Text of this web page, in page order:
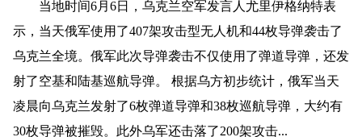
当地时间6月6日，乌克兰空军发言人尤里伊格纳特表
示，当天俄军使用了407架攻击型无人机和44枚导弹袭击了
乌克兰全境。俄军此次导弹袭击不仅使用了弹道导弹，还发
射了空基和陆基巡航导弹。 根据乌方初步统计，俄军当天
凌晨向乌克兰发射了6枚弹道导弹和38枚巡航导弹，大约有
30枚导弹被摧毁。此外乌军还击落了200架攻击...